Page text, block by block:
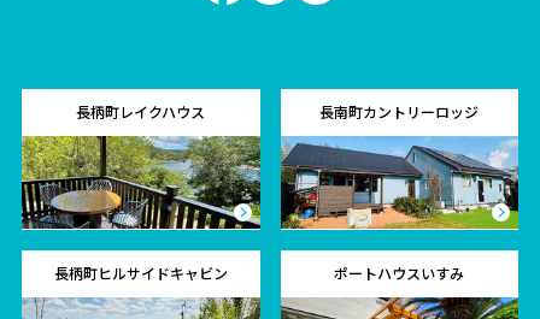
長柄町レイクハウス 長南町カントリーロッジ
長柄町ヒルサイドキャビン ポートハウスいすみ